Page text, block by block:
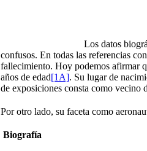
Los datos
confusos. En todas las referencias
fallecimiento. Hoy podemos afirmar
años de edad[1A]. Su lugar de
de exposiciones consta como vecino
Por otro lado, su faceta como
Biografía